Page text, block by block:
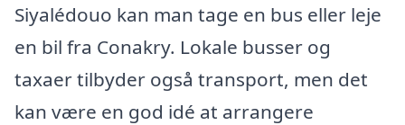
Siyalédouo kan man tage en bus eller leje
en bil fra Conakry. Lokale busser og
taxaer tilbyder også transport, men det
kan være en god idé at arrangere